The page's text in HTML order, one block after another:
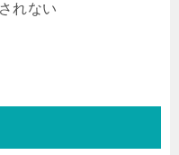
れない